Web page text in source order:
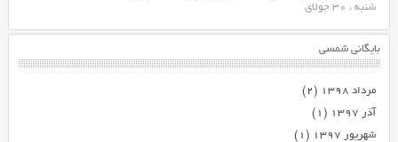
شنبه ، 30 جولای
بایگانی شمسی
مرداد ۱۳۹۸
(۲)
آذر ۱۳۹۷
(۱)
شهریور ۱۳۹۷
(۱)